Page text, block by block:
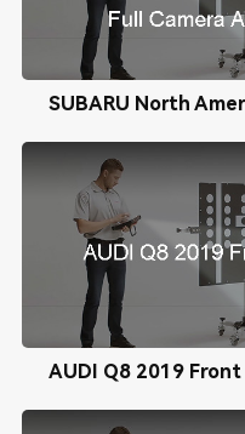
AUDI Q8 2019